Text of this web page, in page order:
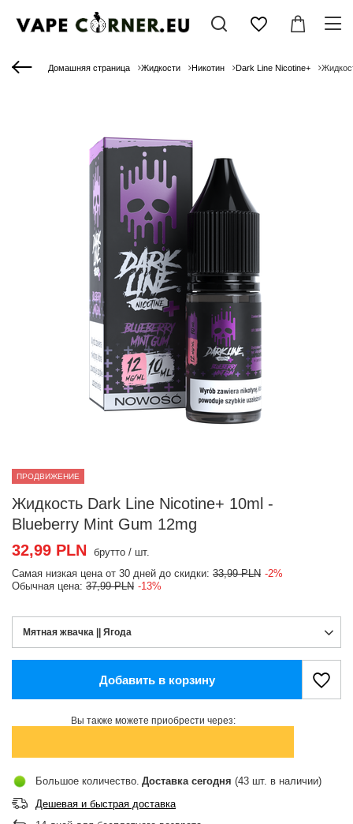
Домашняя страница Жидкости Никотин Dark Line Nicotine+
ПРОДВИЖЕНИЕ
Жидкость Dark Line Nicotine+ 10ml -
Blueberry Mint Gum 12mg
Мятная жвачка || Ягода
32,99 PLN брутто / шт.
Самая низкая цена от 30 дней до скидки: 33,99 PLN -2%
Обычная цена: 37,99 PLN -13%
Добавить в корзину
Вы также можете приобрести через:
Большое количество Доставка сегодня (43 шт. в наличии)
Дешевая и быстрая доставка